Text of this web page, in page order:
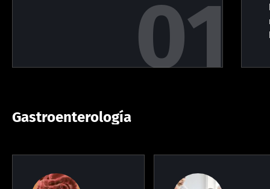
Gastroenterología